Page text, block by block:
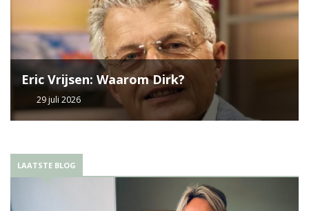
Eric Vrijsen: Waarom Dirk?
29 juli 2026
LAATSTE BLOG